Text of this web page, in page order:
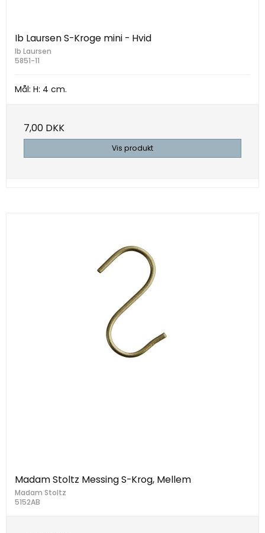
Ib Laursen S-Kroge mini - Hvid
Ib Laursen
5851-11
Mål: H: 4 cm.
7,00 DKK
Vis produkt
Madam Stoltz Messing S-Krog, Mellem
Madam Stoltz
5152AB